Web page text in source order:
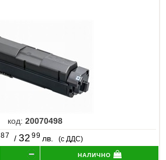
код: 20070498
87 / 32 99 лв. (с ДДС)
налично